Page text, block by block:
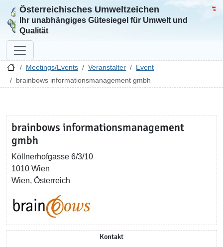
Zur Startseite
Österreichisches Umweltzeichen
Ihr unabhängiges Gütesiegel für Umwelt und
Qualität
Meetings/Events Veranstalter
Event
brainbows informationsmanagement gmbh
brainbows informationsmanagement
gmbh
Köllnerhofgasse 6/3/10
1010 Wien
Wien, Österreich
Kontakt